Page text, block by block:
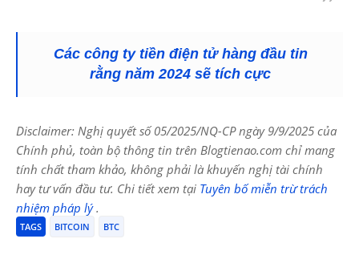
Các công ty tiền điện tử hàng đầu tin
rằng năm 2024 sẽ tích cực
Disclaimer: Nghị quyết số 05/2025/NQ-CP ngày 9/9/2025 của
Chính phủ, toàn bộ thông tin trên Blogtienao.com chỉ mang
tính chất tham khảo, không phải là khuyến nghị tài chính
hay tư vấn đầu tư. Chi tiết xem tại Tuyên bố miễn trừ trách
nhiệm pháp lý.
TAGS BITCOIN BTC